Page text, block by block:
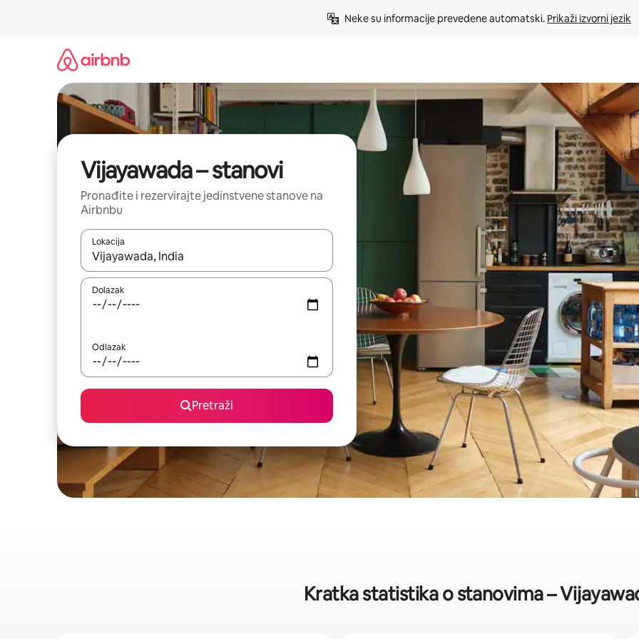
Neke su informacije prevedene automatski. Prikaži izvorni jezik
Vijayawada – stanovi
Pronađite i rezervirajte jedinstvene stanove na
Airbnbu
Lokacija
Kada budu dostupni rezultati, moći ćete ih pregledati koristeći se strelicama prema gore i prema dolje, kao i dodirom
Dolazak
Odlazak
Pretraži
Kratka statistika o stanovima –